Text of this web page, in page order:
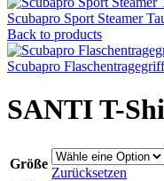
Scubapro Sport Steamer
Back to products
Scubapro Flaschentragegriff
SANTI T-
Größe
Zurücksetzen